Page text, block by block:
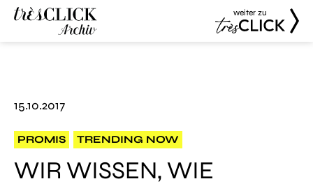
weiter zu
15.10.2017
PROMIS TRENDING NOW
WIR WISSEN, WIE